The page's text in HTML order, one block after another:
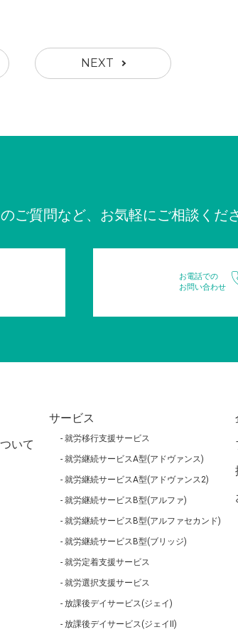
NEXT
ご質問など、お気軽にご相談くだ
お電話での
お問い合わせ
いて
サービス
就労移行支援サービス
就労継続サービスA型(アドヴァンス)
就労継続サービスA型(アドヴァンス2)
就労継続サービスB型(アルファ)
就労継続サービスB型(アルファセカンド)
就労継続サービスB型(ブリッジ)
就労定着支援サービス
就労選択支援サービス
放課後デイサービス(ジェイ)
放課後デイサービス(ジェイⅡ)